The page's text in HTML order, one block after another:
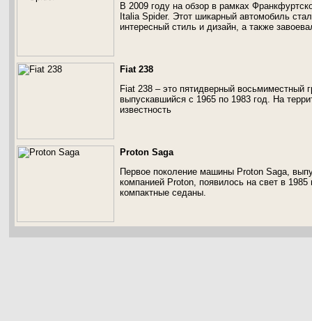
В 2009 году на обзор в рамках
Italia Spider. Этот шикарный автомобиль
интересный стиль и дизайн, а также
Fiat 238
Fiat 238 – это пятидверный восьмиместный
выпускавшийся с 1965 по 1983 год. На
известность
Proton Saga
Первое поколение машины Proton Saga,
компанией Proton, появилось на свет в
компактные седаны.